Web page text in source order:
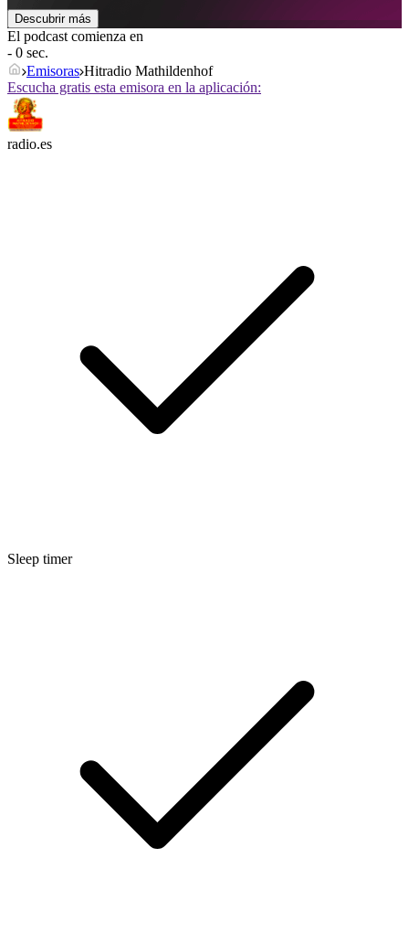
Descubrir más
El podcast comienza en
- 0 sec.
Emisoras Hitradio Mathildenhof
Escucha gratis esta emisora en la aplicación:
radio.es
Sleep timer